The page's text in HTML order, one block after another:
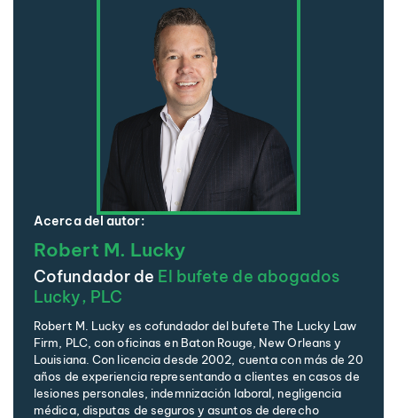
Acerca del autor:
Robert M. Lucky
Cofundador de El bufete de abogados
Lucky, PLC
Robert M. Lucky es cofundador del bufete The Lucky Law
Firm, PLC, con oficinas en Baton Rouge, New Orleans y
Louisiana. Con licencia desde 2002, cuenta con más de 20
años de experiencia representando a clientes en casos de
lesiones personales, indemnización laboral, negligencia
médica, disputas de seguros y asuntos de derecho